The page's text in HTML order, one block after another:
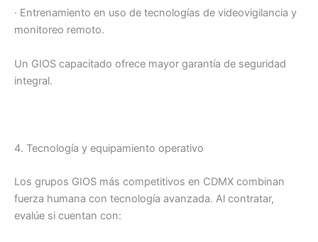
· Entrenamiento en uso de tecnologías de videovigilancia y
monitoreo remoto.
Un GIOS capacitado ofrece mayor garantía de seguridad
integral.
4. Tecnología y equipamiento operativo
Los grupos GIOS más competitivos en CDMX combinan
fuerza humana con tecnología avanzada. Al contratar,
evalúe si cuentan con: